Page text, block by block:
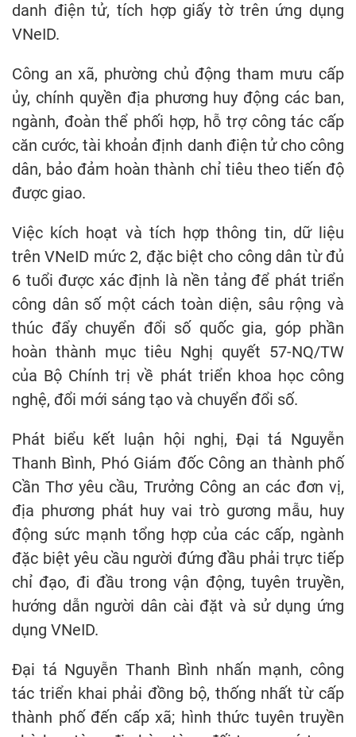
danh điện tử, tích hợp giấy tờ trên ứng dụng
VNeID.
Công an xã, phường chủ động tham mưu cấp
ủy, chính quyền địa phương huy động các ban,
ngành, đoàn thể phối hợp, hỗ trợ công tác cấp
căn cước, tài khoản định danh điện tử cho công
dân, bảo đảm hoàn thành chỉ tiêu theo tiến độ
được giao.
Việc kích hoạt và tích hợp thông tin, dữ liệu
trên VNeID mức 2, đặc biệt cho công dân từ đủ
6 tuổi được xác định là nền tảng để phát triển
công dân số một cách toàn diện, sâu rộng và
thúc đẩy chuyển đổi số quốc gia, góp phần
hoàn thành mục tiêu Nghị quyết 57-NQ/TW
của Bộ Chính trị về phát triển khoa học công
nghệ, đổi mới sáng tạo và chuyển đổi số.
Phát biểu kết luận hội nghị, Đại tá Nguyễn
Thanh Bình, Phó Giám đốc Công an thành phố
Cần Thơ yêu cầu, Trưởng Công an các đơn vị,
địa phương phát huy vai trò gương mẫu, huy
động sức mạnh tổng hợp của các cấp, ngành
đặc biệt yêu cầu người đứng đầu phải trực tiếp
chỉ đạo, đi đầu trong vận động, tuyên truyền,
hướng dẫn người dân cài đặt và sử dụng ứng
dụng VNeID.
Đại tá Nguyễn Thanh Bình nhấn mạnh, công
tác triển khai phải đồng bộ, thống nhất từ cấp
thành phố đến cấp xã; hình thức tuyên truyền